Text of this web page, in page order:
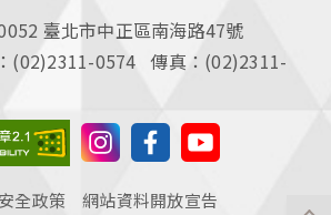
臺北市中正區南海路47號
(02)2311-0574 傳真：(02)2311-
全政策 網站資料開放宣告